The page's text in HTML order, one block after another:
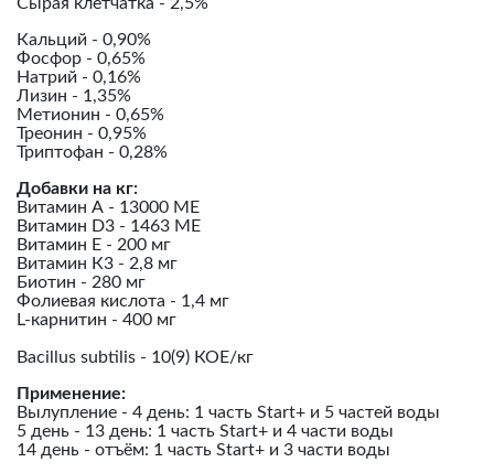
Кальций - 0,90%
Фосфор - 0,65%
Натрий - 0,16%
Лизин - 1,35%
Метионин - 0,65%
Треонин - 0,95%
Триптофан - 0,28%
Добавки на кг:
Витамин А - 13000 МЕ
Витамин D3 - 1463 МЕ
Витамин Е - 200 мг
Витамин К3 - 2,8 мг
Биотин - 280 мг
Фолиевая кислота - 1,4 мг
L-карнитин - 400 мг
Bacillus subtilis - 10(9) КОЕ/кг
Применение:
Вылупление - 4 день: 1 часть Start+ и 5 частей воды
5 день - 13 день: 1 часть Start+ и 4 части воды
14 день - отъём: 1 часть Start+ и 3 части воды